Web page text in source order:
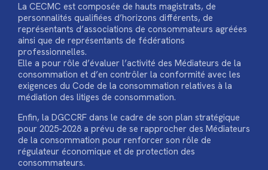
La CECMC est composée de hauts magistrats, de
personnalités qualifiées d’horizons différents, de
représentants d’associations de consommateurs agréées
ainsi que de représentants de fédérations
professionnelles.
Elle a pour rôle d’évaluer l’activité des Médiateurs de la
consommation et d’en contrôler la conformité avec les
exigences du Code de la consommation relatives à la
médiation des litiges de consommation.
Enfin, la DGCCRF dans le cadre de son plan stratégique
pour 2025-2028 a prévu de se rapprocher des Médiateurs
de la consommation pour renforcer son rôle de
régulateur économique et de protection des
consommateurs.